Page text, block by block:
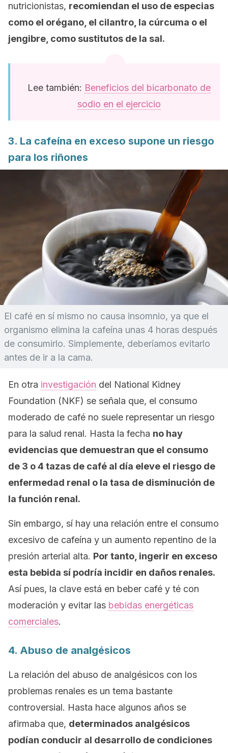
nutricionistas, recomiendan el uso de especias
como el orégano, el cilantro, la cúrcuma o el
jengibre, como sustitutos de la sal.
Lee también: Beneficios del bicarbonato de
sodio en el ejercicio
3. La cafeína en exceso supone un riesgo
para los riñones
El café en sí mismo no causa insomnio, ya que el
organismo elimina la cafeína unas 4 horas después
de consumirlo. Simplemente, deberíamos evitarlo
antes de ir a la cama.
En otra investigación del National Kidney
Foundation (NKF) se señala que, el consumo
moderado de café no suele representar un riesgo
para la salud renal. Hasta la fecha no hay
evidencias que demuestran que el consumo
de 3 o 4 tazas de café al día eleve el riesgo de
enfermedad renal o la tasa de disminución de
la función renal.
Sin embargo, sí hay una relación entre el consumo
excesivo de cafeína y un aumento repentino de la
presión arterial alta. Por tanto, ingerir en exceso
esta bebida sí podría incidir en daños renales.
Así pues, la clave está en beber café y té con
moderación y evitar las bebidas energéticas
comerciales.
4. Abuso de analgésicos
La relación del abuso de analgésicos con los
problemas renales es un tema bastante
controversial. Hasta hace algunos años se
afirmaba que, determinados analgésicos
podían conducir al desarrollo de condiciones